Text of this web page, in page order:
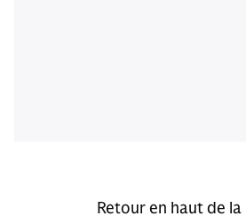
Retour en haut de la